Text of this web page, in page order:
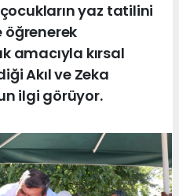
yaz tatilini
öğrenerek
amacıyla kırsal
Akıl ve Zeka
ilgi görüyor.